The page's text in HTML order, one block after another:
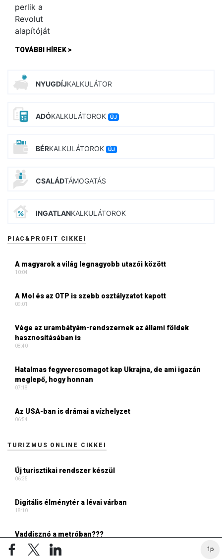
1p
TOVÁBBI HÍREK >
NYUGDÍJKALKULÁTOR
ADÓKALKULÁTOROK ÚJ
BÉRKALKULÁTOROK ÚJ
CSALÁDTÁMOGATÁS
INGATLANKALKULÁTOROK
PIAC&PROFIT CIKKEI
A magyarok a világ legnagyobb utazói között
10:04
A Mol és az OTP is szebb osztályzatot kapott
09:01
Vége az urambátyám-rendszernek az állami földek
hasznosításában is
08:40
Hatalmas fegyvercsomagot kap Ukrajna, de ami igazán
meglepő, hogy honnan
07:18
Az USA-ban is drámai a vízhelyzet
06:54
TURIZMUS ONLINE CIKKEI
Új turisztikai rendszer készül
06:35
Digitális élménytér a lévai várban
18:10
Vaddisznó a metróban???